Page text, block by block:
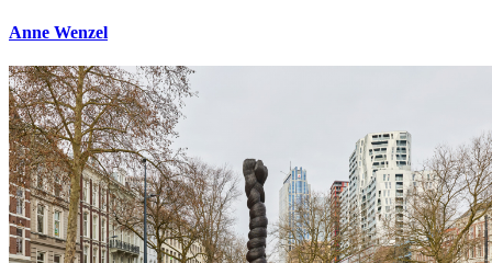
Anne Wenzel